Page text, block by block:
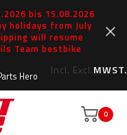
bis 15.08.2026
holidays from July
will resume
Team bestbike
Incl. Excl.MWST.
Hero
0